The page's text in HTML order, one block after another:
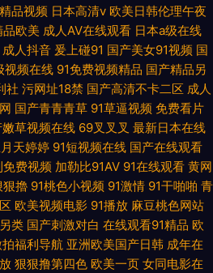
品视频 日本高清v 欧美日韩伦理午夜
品欧美 成人AV在线观看 日本a级在线
成人抖音 爰上碰91 国产美女91视频 国
视频在线 91免费视频精品 国产精品另
社 污网址18禁 国产高清不卡二区 成人
国产青青青草 91草逼视频 免费看片
嫩草视频在线 69叉叉叉 最新日本在线
天婷婷 91短视频在线 国产在线观看
免费视频 加勒比91AV 91在线观看 黄网
狠擼 91桃色小视频 91激情 91干啪啪 青
欧美视频电影 91播放 麻豆桃色网站
类 国产刺激对白 在线观看91精品 欧
福利导航 亚洲欧美国产日韩 成年在
狠狠撸第四色 欧美一页 女同电影在